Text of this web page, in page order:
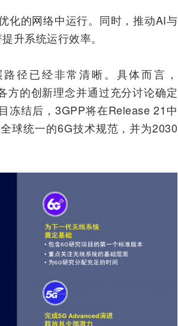
化的网络中运行。同时，推动AI与
升系统运行效率。
径已经非常清晰。具体而言，
方的创新理念并通过充分讨论确定
冻结后，3GPP将在Release 21中
球统一的6G技术规范，并为2030